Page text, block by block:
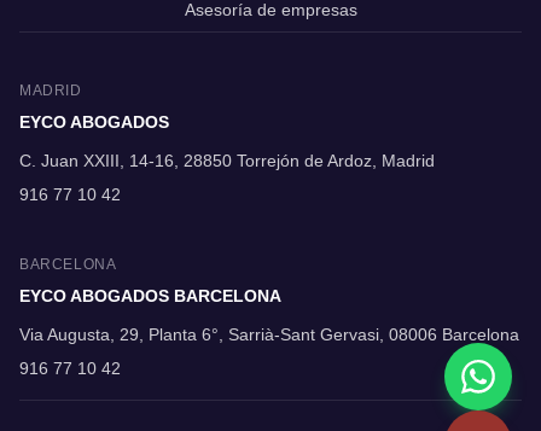
Asesoría de empresas
MADRID
EYCO ABOGADOS
C. Juan XXIII, 14-16, 28850 Torrejón de Ardoz, Madrid
916 77 10 42
BARCELONA
EYCO ABOGADOS BARCELONA
Via Augusta, 29, Planta 6°, Sarrià-Sant Gervasi, 08006 Barcelona
916 77 10 42